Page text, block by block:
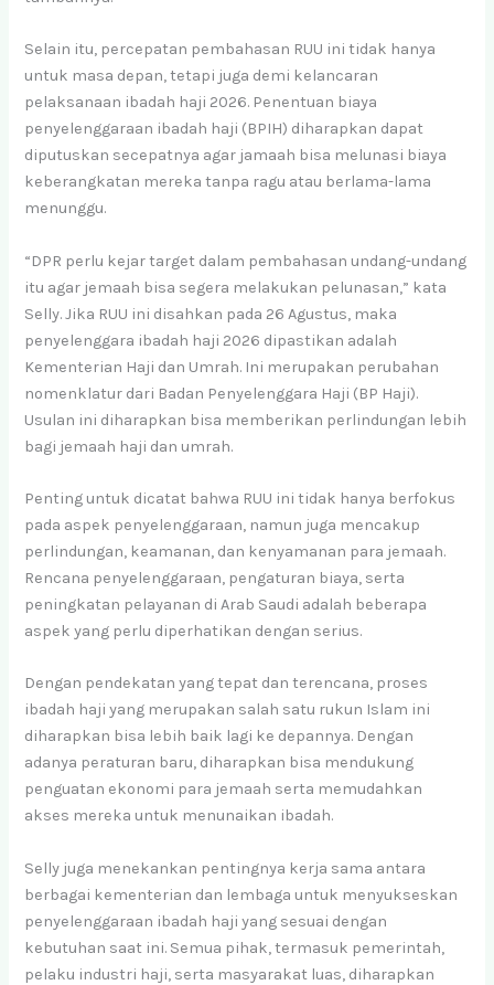
Selain itu, percepatan pembahasan RUU ini tidak hanya
untuk masa depan, tetapi juga demi kelancaran
pelaksanaan ibadah haji 2026. Penentuan biaya
penyelenggaraan ibadah haji (BPIH) diharapkan dapat
diputuskan secepatnya agar jamaah bisa melunasi biaya
keberangkatan mereka tanpa ragu atau berlama-lama
menunggu.
“DPR perlu kejar target dalam pembahasan undang-undang
itu agar jemaah bisa segera melakukan pelunasan,” kata
Selly. Jika RUU ini disahkan pada 26 Agustus, maka
penyelenggara ibadah haji 2026 dipastikan adalah
Kementerian Haji dan Umrah. Ini merupakan perubahan
nomenklatur dari Badan Penyelenggara Haji (BP Haji).
Usulan ini diharapkan bisa memberikan perlindungan lebih
bagi jemaah haji dan umrah.
Penting untuk dicatat bahwa RUU ini tidak hanya berfokus
pada aspek penyelenggaraan, namun juga mencakup
perlindungan, keamanan, dan kenyamanan para jemaah.
Rencana penyelenggaraan, pengaturan biaya, serta
peningkatan pelayanan di Arab Saudi adalah beberapa
aspek yang perlu diperhatikan dengan serius.
Dengan pendekatan yang tepat dan terencana, proses
ibadah haji yang merupakan salah satu rukun Islam ini
diharapkan bisa lebih baik lagi ke depannya. Dengan
adanya peraturan baru, diharapkan bisa mendukung
penguatan ekonomi para jemaah serta memudahkan
akses mereka untuk menunaikan ibadah.
Selly juga menekankan pentingnya kerja sama antara
berbagai kementerian dan lembaga untuk menyukseskan
penyelenggaraan ibadah haji yang sesuai dengan
kebutuhan saat ini. Semua pihak, termasuk pemerintah,
pelaku industri haji, serta masyarakat luas, diharapkan